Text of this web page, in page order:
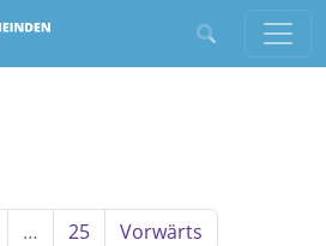
… 25 Vorwärts